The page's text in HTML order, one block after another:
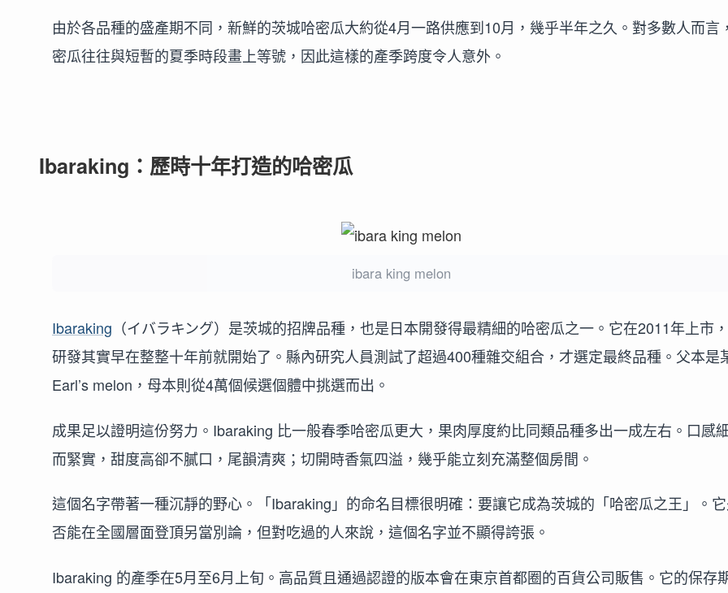
由於各品種的盛產期不同，新鮮的茨城哈密瓜大約從4月一路供應到10月，幾乎半年之久。對多數人而言
密瓜往往與短暫的夏季時段畫上等號，因此這樣的產季跨度令人意外。
Ibaraking：歷時十年打造的哈密瓜
ibara king melon
Ibaraking （イバラキング）是茨城的招牌品種，也是日本開發得最精細的哈密瓜之一。它在2011年上市
研發其實早在整整十年前就開始了。縣內研究人員測試了超過400種雜交組合，才選定最終品種。父本是
Earl’s melon，母本則從4萬個候選個體中挑選而出。
成果足以證明這份努力。Ibaraking 比一般春季哈密瓜更大，果肉厚度約比同類品種多出一成左右。口感
而緊實，甜度高卻不膩口，尾韻清爽；切開時香氣四溢，幾乎能立刻充滿整個房間。
這個名字帶著一種沉靜的野心。「Ibaraking」的命名目標很明確：要讓它成為茨城的「哈密瓜之王」。
否能在全國層面登頂另當別論，但對吃過的人來說，這個名字並不顯得誇張。
Ibaraking 的產季在5月至6月上旬。高品質且通過認證的版本會在東京首都圈的百貨公司販售。它的保存